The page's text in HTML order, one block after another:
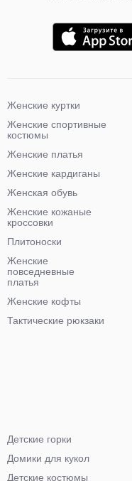
Женские куртки
Женские спортивные
костюмы
Женские платья
Женские кардиганы
Женская обувь
Женские кожаные
кроссовки
Плитоноски
Женские
повседневные
платья
Женские кофты
Тактические рюкзаки
Детские горки
Домики для кукол
Детские костюмы